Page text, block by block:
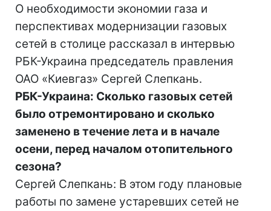
О необходимости экономии газа и
перспективах модернизации газовых
сетей в столице рассказал в интервью
РБК-Украина председатель правления
ОАО «Киевгаз» Сергей Слепкань.
РБК-Украина: Сколько газовых сетей
было отремонтировано и сколько
заменено в течение лета и в начале
осени, перед началом отопительного
сезона?
Сергей Слепкань: В этом году плановые
работы по замене устаревших сетей не